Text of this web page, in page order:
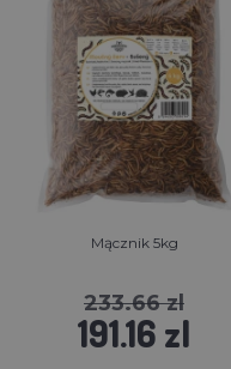
Mącznik 5kg
233.66 zl
191.16 zl